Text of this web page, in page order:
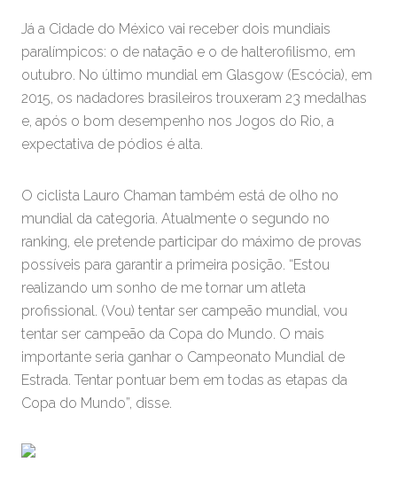
Já a Cidade do México vai receber dois mundiais
paralímpicos: o de natação e o de halterofilismo, em
outubro. No último mundial em Glasgow (Escócia), em
2015, os nadadores brasileiros trouxeram 23 medalhas
e, após o bom desempenho nos Jogos do Rio, a
expectativa de pódios é alta.
O ciclista Lauro Chaman também está de olho no
mundial da categoria. Atualmente o segundo no
ranking, ele pretende participar do máximo de provas
possíveis para garantir a primeira posição. “Estou
realizando um sonho de me tornar um atleta
profissional. (Vou) tentar ser campeão mundial, vou
tentar ser campeão da Copa do Mundo. O mais
importante seria ganhar o Campeonato Mundial de
Estrada. Tentar pontuar bem em todas as etapas da
Copa do Mundo”, disse.